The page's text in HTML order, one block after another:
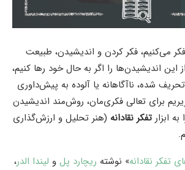
می‌کنیم، فکر کردن و اندیشیدن، طبیعت
اندیشیدن‌ها را اگر به حال خود رها کنیم،
شده، ناآگاهانه یا آلوده به پیش‌داوری
برای تعالی فکری‌مان، روش‌مند‌ اندیشیدن
ابزار تفکر نقادانه (هنر تحلیل و ارزش‌گذاری
تفکر نقادانه» نوشته ریچارد پل و لیندا الدر،